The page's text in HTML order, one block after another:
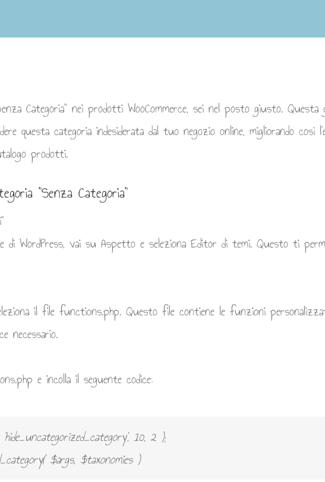
Categoria" nei prodotti WooCommerce, sei nel posto giusto.
questa categoria indesiderata dal tuo negozio online, migliorando così
prodotti.
"Senza Categoria"
di WordPress, vai su Aspetto e seleziona Editor di temi. Questo ti
il file functions.php. Questo file contiene le funzioni
necessario.
e incolla il seguente codice:
10, 2 );
$args, $taxonomies )